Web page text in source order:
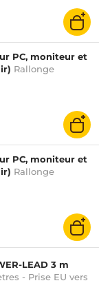
PC, moniteur et
Rallonge
PC, moniteur et
Rallonge
LEAD 3 m
- Prise EU vers